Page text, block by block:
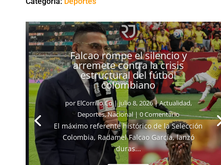
Falcao rompe el silencio y
arremete contra la crisis
estructural del fútbol
colombiano
por ElCorrillo.Co| julio 8, 2026 |Actualidad,
Deportes,Nacional| 0 Comentario
El máximo referente histórico de la Selección
Colombia, Radamel Falcao García, lanzó
duras...